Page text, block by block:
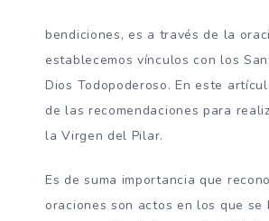
bendiciones, es a través de la
establecemos vínculos con los
Dios Todopoderoso. En este
de las recomendaciones para
la Virgen del Pilar.
Es de suma importancia que
oraciones son actos en los que se